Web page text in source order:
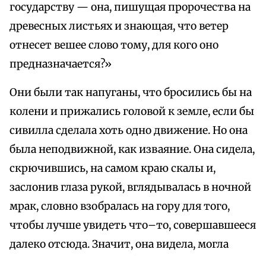
государству — она, пишущая пророчества на
древесных листьях и знающая, что ветер
отнесет вешее слово тому, для кого оно
предназначается?»
Они были так напуганы, что бросились бы на
колени и прижались головой к земле, если бы
сивилла сделала хоть одно движение. Но она
была неподвижной, как изваяние. Она сидела,
скрючившись, на самом краю скалы и,
заслонив глаза рукой, вглядывалась в ночной
мрак, словно взобралась на гору для того,
чтобы лучше увидеть что–то, совершавшееся
далеко отсюда. Значит, она видела, могла